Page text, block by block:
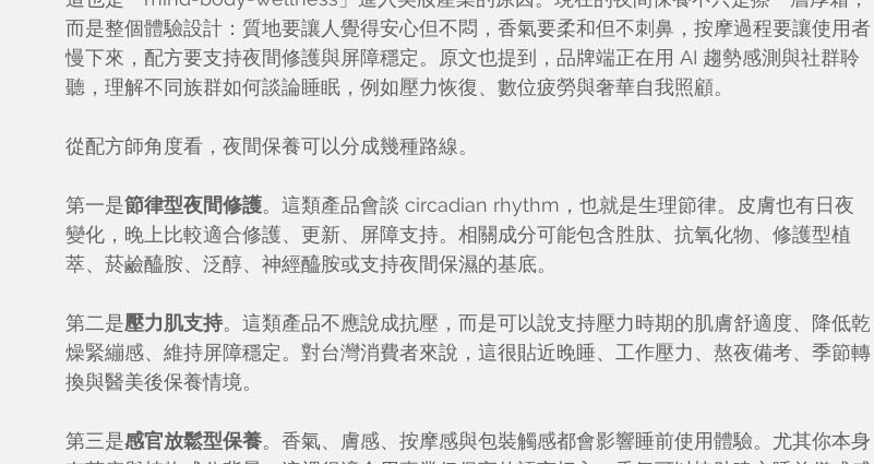
而是整個體驗設計：質地要讓人覺得安心但不悶，香氣要柔和但不刺鼻，按摩過程要讓使用者
慢下來，配方要支持夜間修護與屏障穩定。原文也提到，品牌端正在用 AI 趨勢感測與社群聆
聽，理解不同族群如何談論睡眠，例如壓力恢復、數位疲勞與奢華自我照顧。
從配方師角度看，夜間保養可以分成幾種路線。
第一是節律型夜間修護。這類產品會談 circadian rhythm，也就是生理節律。皮膚也有日夜
變化，晚上比較適合修護、更新、屏障支持。相關成分可能包含胜肽、抗氧化物、修護型植
萃、菸鹼醯胺、泛醇、神經醯胺或支持夜間保濕的基底。
第二是壓力肌支持。這類產品不應說成抗壓，而是可以說支持壓力時期的肌膚舒適度、降低乾
燥緊繃感、維持屏障穩定。對台灣消費者來說，這很貼近晚睡、工作壓力、熬夜備考、季節轉
換與醫美後保養情境。
第三是感官放鬆型保養。香氣、膚感、按摩感與包裝觸感都會影響睡前使用體驗。尤其你本身